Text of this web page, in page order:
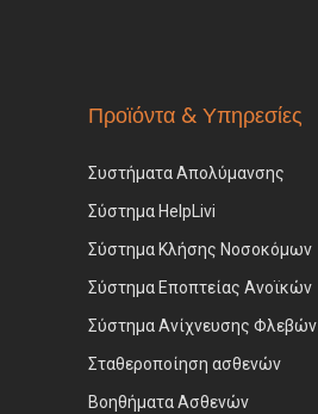
Προϊόντα & Υπηρεσίες
Συστήματα Απολύμανσης
Σύστημα HelpLivi
Σύστημα Κλήσης Νοσοκόμων
Σύστημα Εποπτείας Ανοϊκών
Σύστημα Ανίχνευσης Φλεβών
Σταθεροποίηση ασθενών
Βοηθήματα Ασθενών